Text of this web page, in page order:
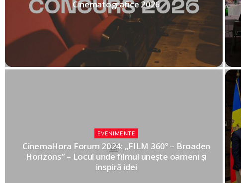
Cinematografice 2026
EVENIMENTE
CinemaHora Forum 2024: „FILM 360° – Broaden
Horizons” – Locul unde filmul unește oameni și
inspiră idei